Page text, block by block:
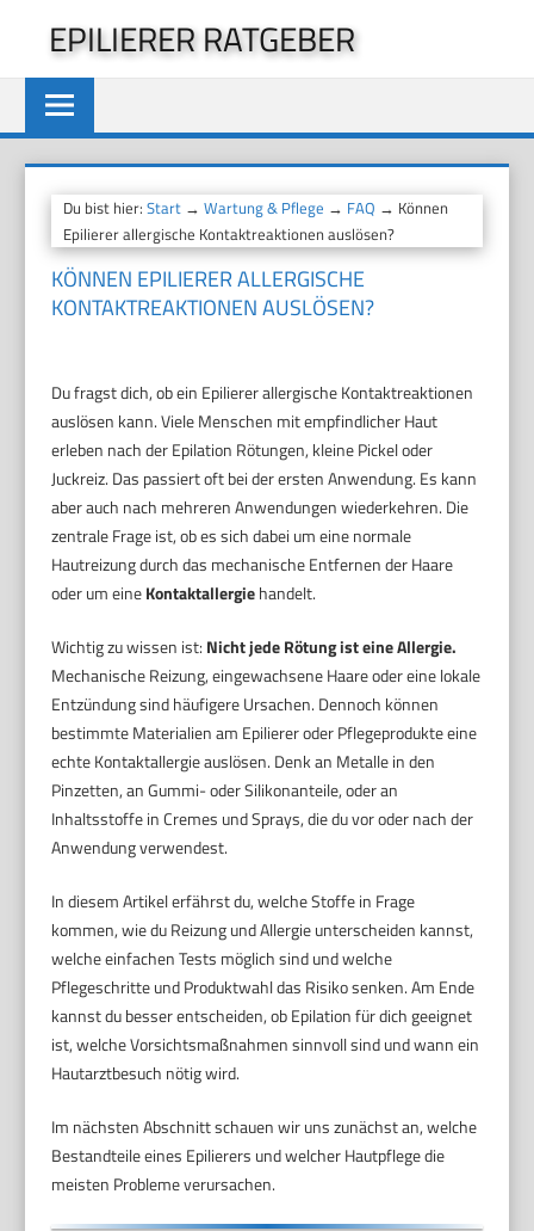
springen
EPILIERER RATGEBER
Du bist hier:Start →Wartung & Pflege → FAQ → Können
Epilierer allergische Kontaktreaktionen auslösen?
KÖNNEN EPILIERER ALLERGISCHE
KONTAKTREAKTIONEN AUSLÖSEN?
Du fragst dich, ob ein Epilierer allergische Kontaktreaktionen
auslösen kann. Viele Menschen mit empfindlicher Haut
erleben nach der Epilation Rötungen, kleine Pickel oder
Juckreiz. Das passiert oft bei der ersten Anwendung. Es kann
aber auch nach mehreren Anwendungen wiederkehren. Die
zentrale Frage ist, ob es sich dabei um eine normale
Hautreizung durch das mechanische Entfernen der Haare
oder um eineKontaktallergiehandelt.
Wichtig zu wissen ist: Nicht jede Rötung ist eine Allergie.
Mechanische Reizung, eingewachsene Haare oder eine lokale
Entzündung sind häufigere Ursachen. Dennoch können
bestimmte Materialien am Epilierer oder Pflegeprodukte eine
echte Kontaktallergie auslösen. Denk an Metalle in den
Pinzetten, an Gummi- oder Silikonanteile, oder an
Inhaltsstoffe in Cremes und Sprays, die du vor oder nach der
Anwendung verwendest.
In diesem Artikel erfährst du, welche Stoffe in Frage
kommen, wie du Reizung und Allergie unterscheiden kannst,
welche einfachen Tests möglich sind und welche
Pflegeschritte und Produktwahl das Risiko senken. Am Ende
kannst du besser entscheiden, ob Epilation für dich geeignet
ist, welche Vorsichtsmaßnahmen sinnvoll sind und wann ein
Hautarztbesuch nötig wird.
Im nächsten Abschnitt schauen wir uns zunächst an, welche
Bestandteile eines Epilierers und welcher Hautpflege die
meisten Probleme verursachen.